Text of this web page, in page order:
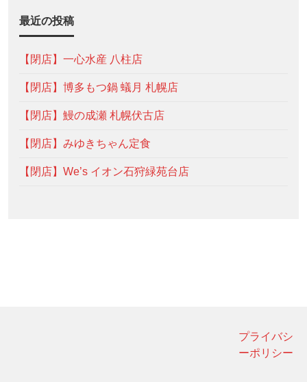
最近の投稿
【閉店】一心水産 八柱店
【閉店】博多もつ鍋 蟻月 札幌店
【閉店】鰻の成瀬 札幌伏古店
【閉店】みゆきちゃん定食
【閉店】We’s イオン石狩緑苑台店
プライバシ
ーポリシー